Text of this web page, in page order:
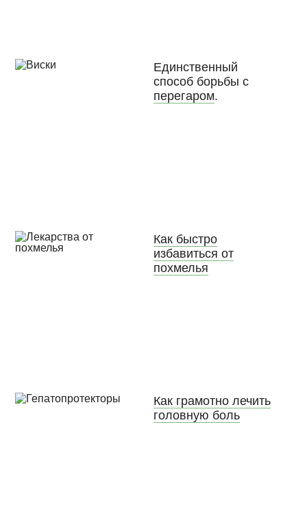
Единственный
способ борьбы с
перегаром.
Как быстро
избавиться от
похмелья
Как грамотно лечить
головную боль